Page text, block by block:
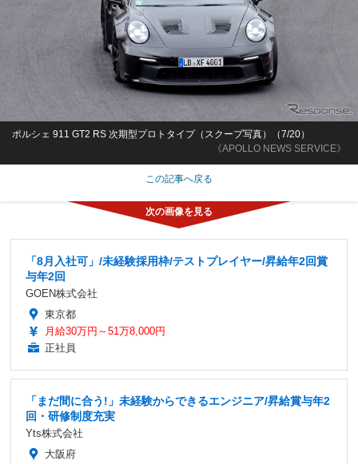
《APOLLO NEWS SERVICE》
ポルシェ 911 GT2 RS 次期型プロトタイプ（スクープ写真）（7/20）
この記事へ戻る
「8月入社可」/未経験採用枠/テストプレイヤー/昇給年2回賞
与年2回
GOEN株式会社
東京都
月給30万円～51万8,000円
正社員
「まだ間に合う!」未経験からできるエンジニア/昇給賞与年2
回・研修制度充実
Yts株式会社
大阪府